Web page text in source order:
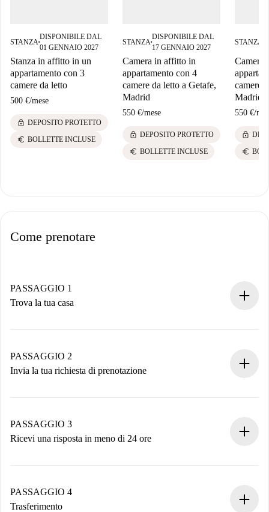
STANZA ■
DISPONIBILE DAL
01 GENNAIO 2027
Stanza in affitto in un
appartamento con 3
camere da letto
500 €/mese
lock DEPOSITO PROTETTO
euro BOLLETTE INCLUSE
STANZA ■
DISPONIBILE DAL
17 GENNAIO 2027
Camera in affitto in
appartamento con 4
camere da letto a Getafe,
Madrid
550 €/mese
lock DEPOSITO PROTETTO
euro BOLLETTE INCLUSE
STANZA
Camera
camere
Madrid
550 €/
lock
euro
Come prenotare
PASSAGGIO 1
Trova la tua casa
Hai tutte le informazioni necessarie in anticipo.
PASSAGGIO 2
Invia la tua richiesta di prenotazione
non accetta.
PASSAGGIO 3
Ricevi una risposta in meno di 24 ore
contatto con il proprietario.
Se rifiutata: non ti addebiteremo nulla e ti proporremo
PASSAGGIO 4
Trasferimento